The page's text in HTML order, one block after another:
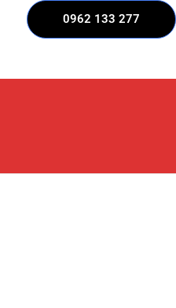
0962 133 277